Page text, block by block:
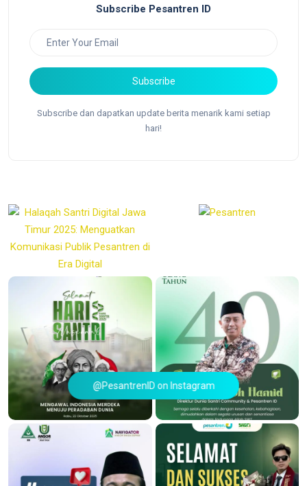
Subscribe Pesantren ID
Subscribe
Subscribe dan dapatkan update berita menarik kami setiap
hari!
@PesantrenID on Instagram